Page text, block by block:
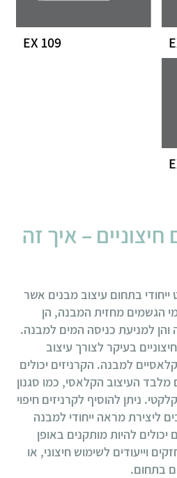
EX 109
– איך זה
ייחודי בתחום עיצוב מבנים אשר
הגשמים מחזית המבנה, הן
למניעת כניסה המים למבנה.
בעיקר לצורך עיצוב
למבנה. הקרניזים יכולים
מלבד העיצוב הקלאסי, כמו סגנון
ניתן להוסיף לקרניזים חיפוי
ליצירת מראה ייחודי למבנה
יכולים להיות מותקנים באופן
וייעודים לשימוש חיצוני, או
בתחום.